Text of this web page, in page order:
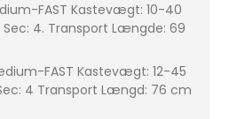
FAST Kastevægt: 10-40
4. Transport Længde: 69
FAST Kastevægt: 12-45
4 Transport Længd: 76 cm